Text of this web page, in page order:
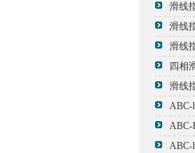
滑线
滑线
滑线
四相
滑线
ABC-